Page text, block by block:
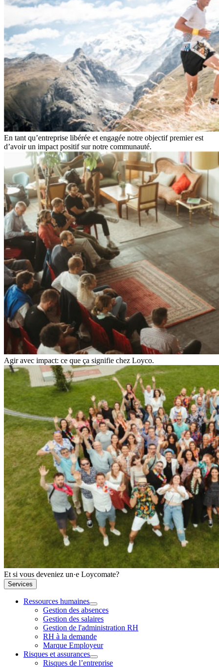
En tant qu’entreprise libérée et engagée notre objectif premier est
d’avoir un impact positif sur notre communauté.
Agir avec impact: ce que ça signifie chez Loyco.
Et si vous deveniez un·e Loycomate?
Services
Ressources humaines
Gestion des absences
Gestion des salaires
Gestion de l'administration RH
RH à la demande
Marque Employeur
Risques et assurances
Risques de l’entreprise